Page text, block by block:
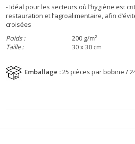
- Idéal pour les secteurs où l’hygiène est
restauration et l’agroalimentaire, afin
croisées
Poids :
200 g/m²
Taille :
30 x 30 cm
Emballage :25 pièces par bobine /